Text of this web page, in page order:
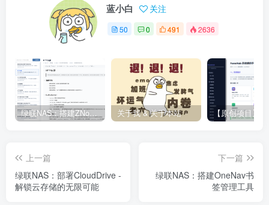
蓝小白 关注
50 0 491 2636
绿联NAS：搭建ZNote私有笔记 关于我 & 关于本站
上一篇
绿联NAS：部署CloudDrive -
解锁云存储的无限可能
下一篇
绿联NAS：搭建OneNav书
签管理工具